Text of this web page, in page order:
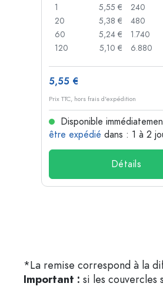
1
5,55 €
20
5,38 €
60
5,24 €
120
5,10 €
240
480
1.740
6.880
5,55 €
Prix TTC, hors frais d'expédition
Disponible
être expédié dans : 1 à 2
Détails
*La remise correspond à la
Important : si les couvercles